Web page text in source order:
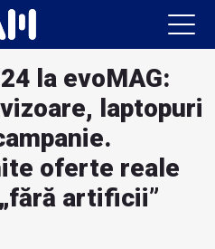
la evoMAG:
laptopuri
oferte reale
artificii”